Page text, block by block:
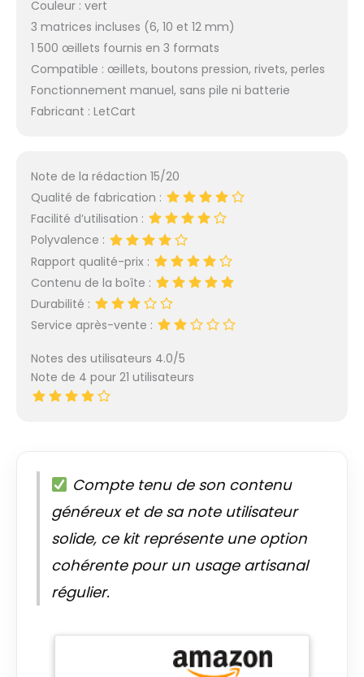
Couleur : vert
3 matrices incluses (6, 10 et 12 mm)
1 500 œillets fournis en 3 formats
Compatible : œillets, boutons pression, rivets, perles
Fonctionnement manuel, sans pile ni batterie
Fabricant : LetCart
Note de la rédaction 15/20
Qualité de fabrication :
Facilité d’utilisation :
Polyvalence :
Rapport qualité-prix :
Contenu de la boîte :
Durabilité :
Service après-vente :
Notes des utilisateurs 4.0/5
Note de 4 pour 21 utilisateurs
Compte tenu de son contenu
généreux et de sa note utilisateur
solide, ce kit représente une option
cohérente pour un usage artisanal
régulier.